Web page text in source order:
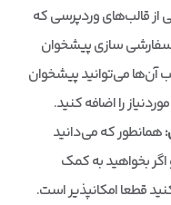
از قالب‌های وردپرسی که
سازی پیشخوان
آن‌ها می‌توانید پیشخوان
را اضافه کنید.
همانطور که می‌دانید
بخواهید به کمک
قطعا امکانپذیر است.